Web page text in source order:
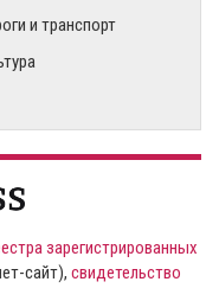
и транспорт
зарегистрированных
сайт), свидетельство